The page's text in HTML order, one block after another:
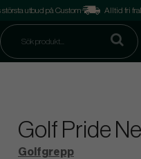
största utbud på Custom Alltid fri
Golf Pride
Golfgrepp